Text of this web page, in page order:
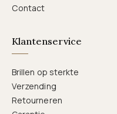
Contact
Klantenservice
Brillen op sterkte
Verzending
Retourneren